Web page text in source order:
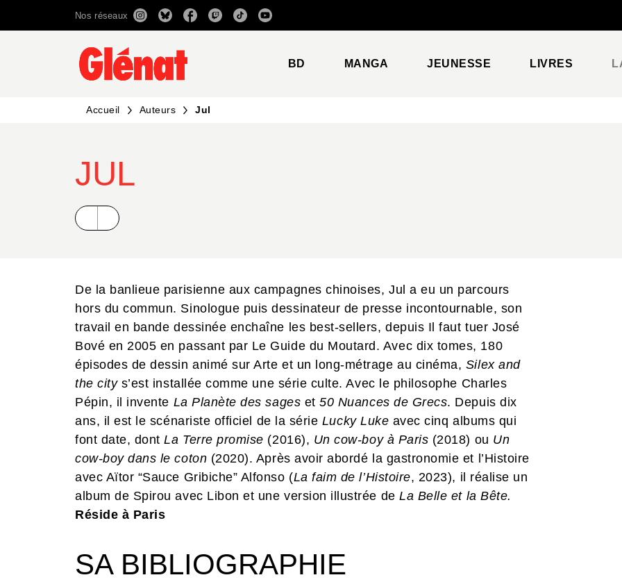
RECHERCHE CONTENU
Nos réseaux
BD MANGA JEUNESSE LIVRES
Accueil Auteurs Jul
JUL
De la banlieue parisienne aux campagnes chinoises, Jul a eu un parcours
hors du commun. Sinologue puis dessinateur de presse incontournable, son
travail en bande dessinée enchaîne les best-sellers, depuis Il faut tuer José
Bové en 2005 en passant par Le Guide du Moutard. Avec dix tomes, 180
épisodes de dessin animé sur Arte et un long-métrage au cinéma, Silex and
the city s’est installée comme une série culte. Avec le philosophe Charles
Pépin, il invente La Planète des sages et50 Nuances de Grecs. Depuis dix
ans, il est le scénariste officiel de la série Lucky Luke avec cinq albums qui
font date, dontLa Terre promise (2016), Un cow-boy à Paris (2018) ou Un
cow-boy dans le coton (2020). Après avoir abordé la gastronomie et l’Histoire
avec Aïtor “Sauce Gribiche” Alfonso (La faim de l’Histoire, 2023), il réalise un
album de Spirou avec Libon et une version illustrée deLa Belle et la Bête.
Réside à Paris
SA BIBLIOGRAPHIE